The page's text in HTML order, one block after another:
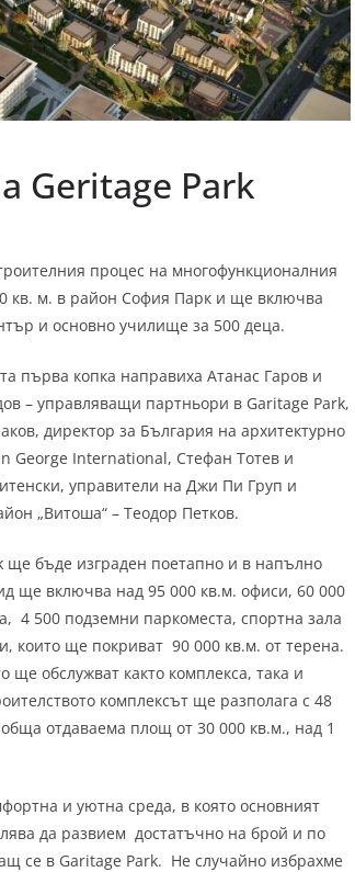
Geritage Park
процес на многофункционалния
кв. м. в район София Парк и ще включва
и основно училище за 500 деца.
първа копка направиха Атанас Гаров и
– управляващи партньори в Garitage Park,
директор за България на архитектурно
George International, Стефан Тотев и
управители на Джи Пи Груп и
„Витоша“ – Теодор Петков.
ще бъде изграден поетапно и в напълно
ще включва над 95 000 кв.м. офиси, 60 000
4 500 подземни паркоместа, спортна зала
които ще покриват 90 000 кв.м. от терена.
обслужват както комплекса, така и
комплексът ще разполага с 48
отдаваема площ от 30 000 кв.м., над 1
и уютна среда, в която основният
да развием достатъчно на брой и по
се в Garitage Park. Не случайно избрахме